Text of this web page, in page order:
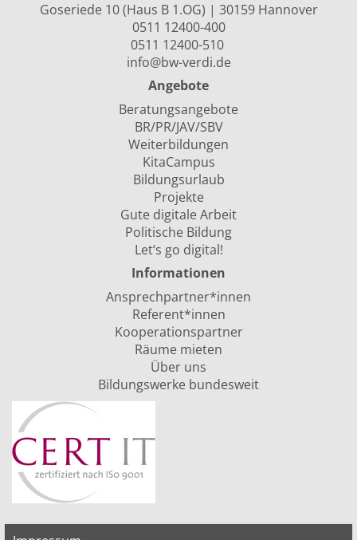
Goseriede 10 (Haus B 1.OG) | 30159 Hannover
0511 12400-400
0511 12400-510
info@bw-verdi.de
Angebote
Beratungsangebote
BR/PR/JAV/SBV
Weiterbildungen
KitaCampus
Bildungsurlaub
Projekte
Gute digitale Arbeit
Politische Bildung
Let‘s go digital!
Informationen
Ansprechpartner*innen
Referent*innen
Kooperationspartner
Räume mieten
Über uns
Bildungswerke bundesweit